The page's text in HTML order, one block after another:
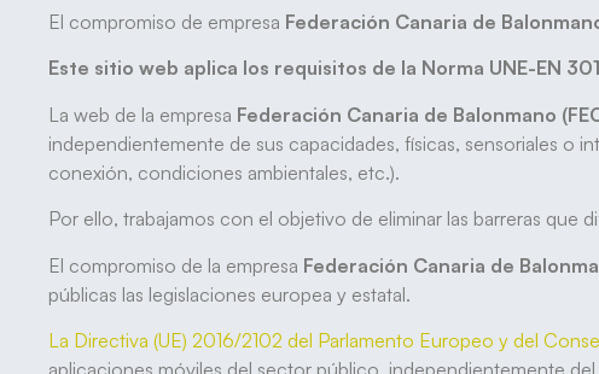
El compromiso de empresa Federación Canaria de
Este sitio web aplica los requisitos de la Norma UNE-EN
La web de la empresa Federación Canaria de Balonmano
independientemente de sus capacidades, físicas, sensoriales
conexión, condiciones ambientales, etc.).
Por ello, trabajamos con el objetivo de eliminar las barreras
El compromiso de la empresa Federación Canaria de
públicas las legislaciones europea y estatal.
La Directiva (UE) 2016/2102 del Parlamento Europeo y del